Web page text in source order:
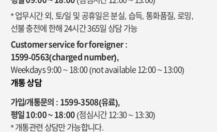
* 업무시간 외, 토/일 및 공휴일은 분실, 습득, 통화품질, 로밍,
선불 충전에 한해 24시간 365일 상담 가능
Customer service for foreigner :
1599-0563(charged number),
Weekdays 9:00 ~ 18:00 (not available 12:00 ~ 13:00)
개통 상담
가입/개통문의 : 1599-3508(유료),
평일 10:00 ~ 18:00 (점심시간 12:30 ~ 13:30)
* 개통관련 상담만 가능합니다.